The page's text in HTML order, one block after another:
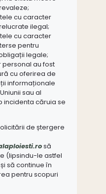
cu caracter
ilegal;
cu caracter
pentru
legale;
au fost
cu oferirea de
informaționale
sau al
incidenta căruia se
de ștergere
să
(lipsindu-le astfel
să continue în
pentru scopuri